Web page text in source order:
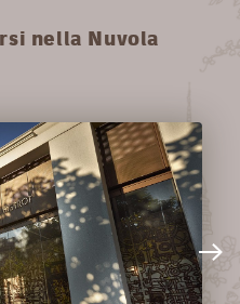
nella Nuvola